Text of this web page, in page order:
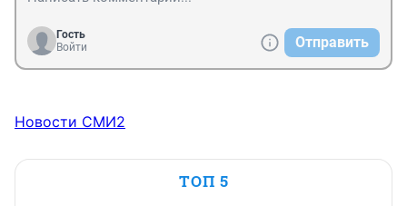
Гость
Войти
Отправить
Новости СМИ2
ТОП 5